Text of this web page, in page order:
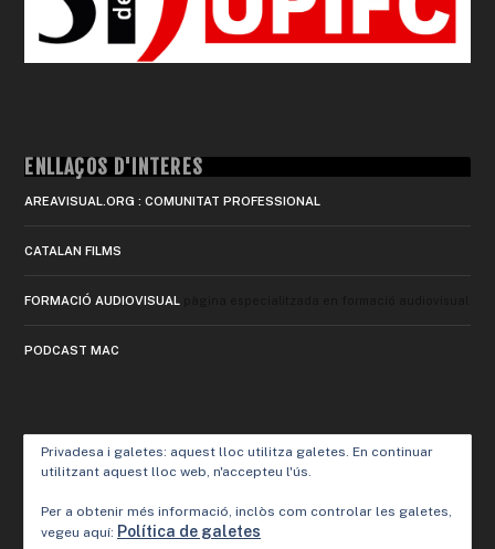
ENLLAÇOS D'INTERÈS
AREAVISUAL.ORG : COMUNITAT PROFESSIONAL
CATALAN FILMS
FORMACIÓ AUDIOVISUAL
PODCAST MAC
Privadesa i galetes: aquest lloc utilitza galetes. En continuar
utilitzant aquest lloc web, n'accepteu l'ús.
Per a obtenir més informació, inclòs com controlar les galetes,
vegeu aquí: Política de galetes